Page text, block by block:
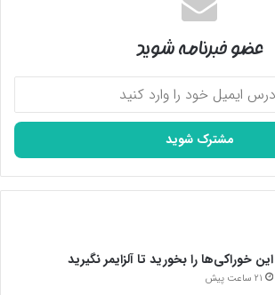
عضو خبرنامه شوید
این خوراکی‌ها را بخورید تا آلزایمر نگیرید
21 ساعت پیش